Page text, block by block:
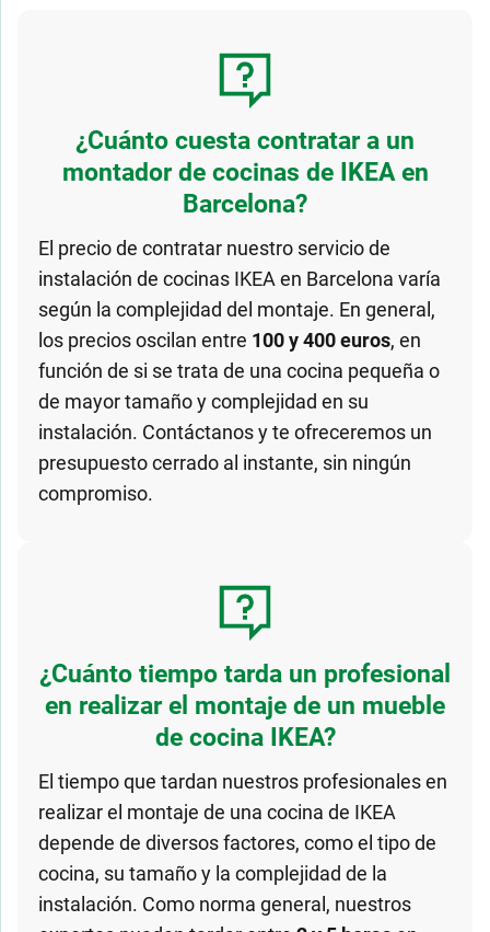
¿Cuánto cuesta contratar a un
montador de cocinas de IKEA en
Barcelona?
El precio de contratar nuestro servicio de
instalación de cocinas IKEA en Barcelona varía
según la complejidad del montaje. En general,
los precios oscilan entre 100 y 400 euros, en
función de si se trata de una cocina pequeña o
de mayor tamaño y complejidad en su
instalación. Contáctanos y te ofreceremos un
presupuesto cerrado al instante, sin ningún
compromiso.
¿Cuánto tiempo tarda un profesional
en realizar el montaje de un mueble
de cocina IKEA?
El tiempo que tardan nuestros profesionales en
realizar el montaje de una cocina de IKEA
depende de diversos factores, como el tipo de
cocina, su tamaño y la complejidad de la
instalación. Como norma general, nuestros